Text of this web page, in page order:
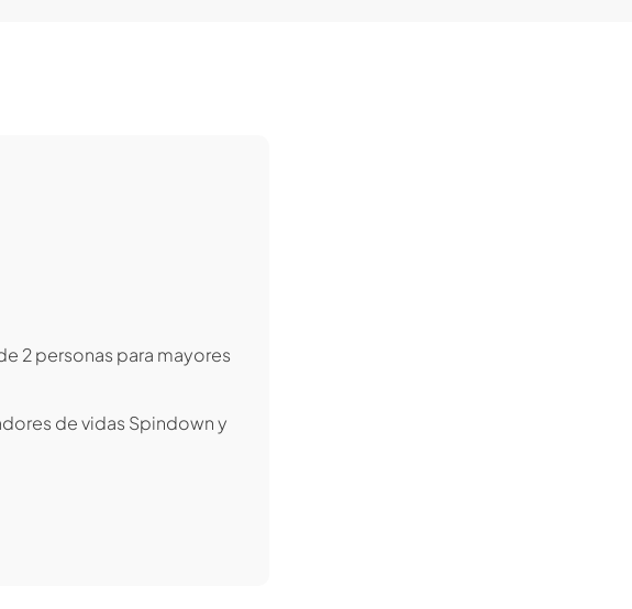
2 personas para mayores
de vidas Spindown y